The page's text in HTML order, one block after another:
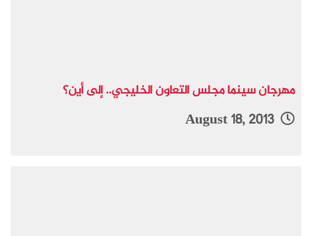
مهرجان سينما مجلس التعاون الخليجي.. إلى أين؟
August 18, 2013